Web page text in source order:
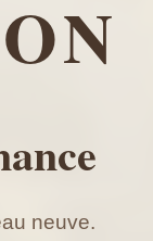
neuve.